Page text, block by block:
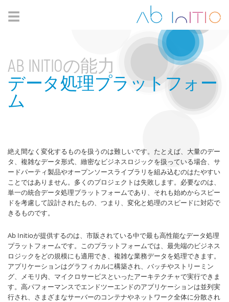
☰
AB INITIOの能力
データ処理プラットフォー
ム
絶え間なく変化するものを扱うのは難しいです。たとえば、大量のデー
タ、複雑なデータ形式、緻密なビジネスロジックを扱っている場合、サ
ードパーティ製品やオープンソースライブラリを組み込むのはたやすい
ことではありません。多くのプロジェクトは失敗します。必要なのは、
単一の統合データ処理プラットフォームであり、それも始めからスピー
ドを考慮して設計されたもの、つまり、変化と処理のスピードに対応で
きるものです。
Ab Initioが提供するのは、市販されている中で最も高性能なデータ処理
プラットフォームです。このプラットフォームでは、最先端のビジネス
ロジックをどの規模にも適用でき、複雑な業務データを処理できます。
アプリケーションはグラフィカルに構築され、バッチやストリーミン
グ、メモリ内、マイクロサービスといったアーキテクチャで実行できま
す。高パフォーマンスでエンドツーエンドのアプリケーションは並列実
行され、さまざまなサーバーのコンテナやネットワーク全体に分散され